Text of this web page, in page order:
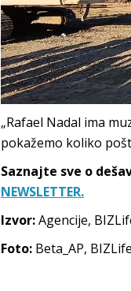
„Rafael Nadal ima
pokažemo koliko
Saznajte sve o
NEWSLETTER.
Izvor:Agencije,
Foto: Beta_AP, BIZLife